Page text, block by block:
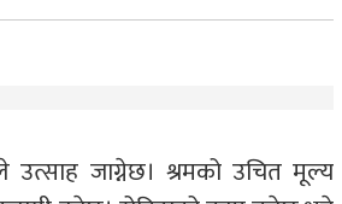
जाग्नेछ। श्रमको उचित मूल्य